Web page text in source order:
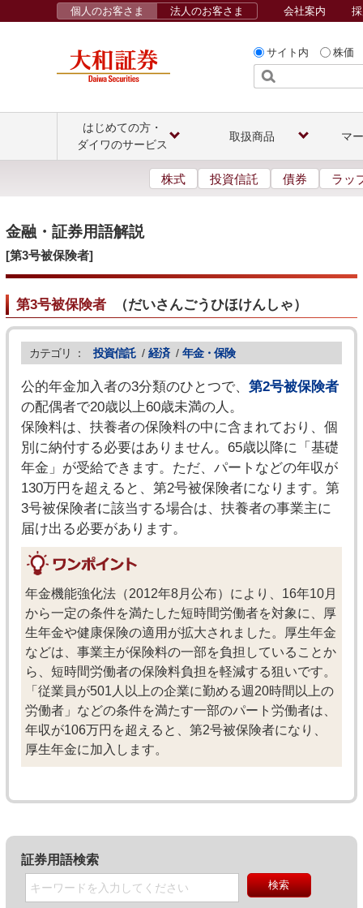
サイト内 株価
個人のお客さま 法人のお客さま 会社案内
はじめての方・
ダイワのサービス
取扱商品 マ
株式 投資信託 債券 ラッ
金融・証券用語解説
[第3号被保険者]
第3号被保険者（だいさんごうひほけんしゃ）
カテゴリ ： 投資信託 / 経済 / 年金・保険
公的年金加入者の3分類のひとつで、 第2号被保険者
の配偶者で20歳以上60歳未満の人。
保険料は、扶養者の保険料の中に含まれており、個
別に納付する必要はありません。65歳以降に「基礎
年金」が受給できます。ただ、パートなどの年収が
130万円を超えると、第2号被保険者になります。第
3号被保険者に該当する場合は、扶養者の事業主に
届け出る必要があります。
年金機能強化法（2012年8月公布）により、16年10月
から一定の条件を満たした短時間労働者を対象に、厚
生年金や健康保険の適用が拡大されました。厚生年金
などは、事業主が保険料の一部を負担していることか
ら、短時間労働者の保険料負担を軽減する狙いです。
「従業員が501人以上の企業に勤める週20時間以上の
労働者」などの条件を満たす一部のパート労働者は、
年収が106万円を超えると、第2号被保険者になり、
厚生年金に加入します。
証券用語検索